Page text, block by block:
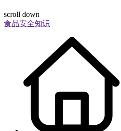
scroll down
食品安全知识